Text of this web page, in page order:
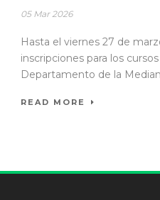
05 Mar 2026
Hasta el viernes 27 de
inscripciones para los
Departamento de la
READ MORE